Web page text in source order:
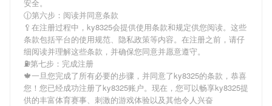
安全。
🕧第六步：阅读并同意条款
🥄在注册过程中， ky8325会提供使用条款和规定供您阅读。这些
条款包括平台的使用规范、隐私政策等内容。在注册之前，请仔
细阅读并理解这些条款，并确保您同意并愿意遵守。
⛽️第七步：完成注册
🍁一旦您完成了所有必要的步骤，并同意了ky8325的条款，恭喜
您！您已经成功注册了ky8325账户。现在，您可以畅享ky8325提
供的丰富体育赛事、刺激的游戏体验以及其他令人兴奋